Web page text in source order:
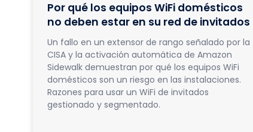
Por qué los equipos WiFi domésticos
no deben estar en su red de invitados
Un fallo en un extensor de rango señalado por la
CISA y la activación automática de Amazon
Sidewalk demuestran por qué los equipos WiFi
domésticos son un riesgo en las instalaciones.
Razones para usar un WiFi de invitados
gestionado y segmentado.